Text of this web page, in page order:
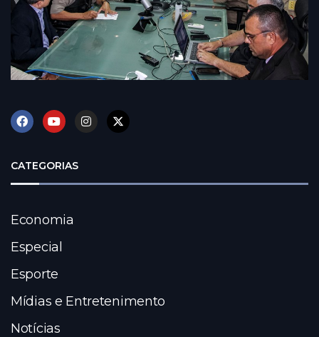
CATEGORIAS
Economia
Especial
Esporte
Mídias e Entretenimento
Notícias